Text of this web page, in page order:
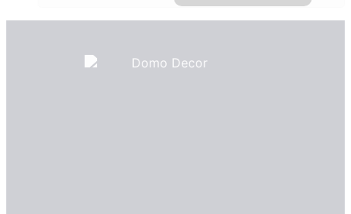
Πιστοποιητικά ποιότητας
ΠΙΣΤΟΠΟΙΗΤΙΚΑ ΟΙΚΟΛΟΓΙΑΣ